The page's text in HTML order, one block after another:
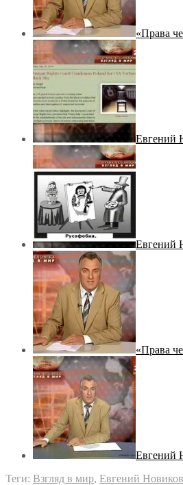
«Права
Евгений
Евгений
«Права
Евгений
Теги: Взгляд в мир, Евгений Новиков